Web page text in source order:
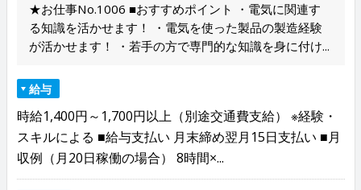
★お仕事No.1006 ■おすすめポイント ・電気に関連す
る知識を活かせます！ ・電気を使った製品の製造経験
が活かせます！ ・若手の方で専門的な知識を身に付け...
給与
時給1,400円～1,700円以上（別途交通費支給） ※経験・
スキルによる ■給与支払い 月末締め翌月15日支払い ■月
収例（月20日稼働の場合） 8時間×...